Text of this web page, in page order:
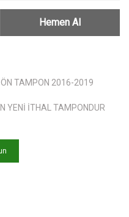
Hemen Al
TAMPON 2016-2019
YENİ İTHAL TAMPONDUR